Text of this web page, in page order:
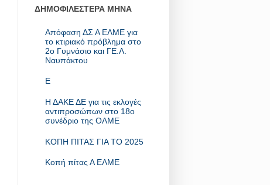
ΔΗΜΟΦΙΛΕΣΤΕΡΑ ΜΗΝΑ
Απόφαση ΔΣ Α ΕΛΜΕ για
το κτιριακό πρόβλημα στο
2ο Γυμνάσιο και ΓΕ.Λ.
Ναυπάκτου
E
Η ΔΑΚΕ ΔΕ για τις εκλογές
αντιπροσώπων στο 18ο
συνέδριο της ΟΛΜΕ
ΚΟΠΗ ΠΙΤΑΣ ΓΙΑ ΤΟ 2025
Κοπή πίτας Α ΕΛΜΕ